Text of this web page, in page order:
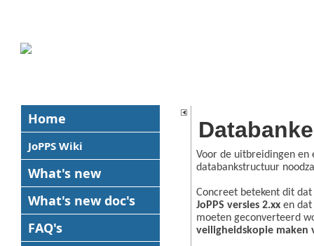
Home
JoPPS Wiki
What's new
What's new doc's
FAQ's
Voor de uitbreidingen en
databankstructuur
Concreet betekent dit dat
JoPPS versies 2.xx en
moeten geconverteerd
veiligheidskopie maken